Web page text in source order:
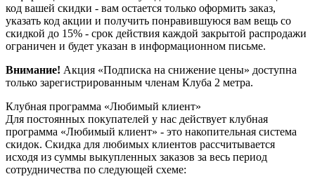
код вашей скидки - вам остается только оформить заказ,
указать код акции и получить понравившуюся вам вещь со
скидкой до 15% - срок действия каждой закрытой распродажи
ограничен и будет указан в информационном письме.
Внимание! Акция «Подписка на снижение цены» доступна
только зарегистрированным членам Клуба 2 метра.
Клубная программа «Любимый клиент»
Для постоянных покупателей у нас действует клубная
программа «Любимый клиент» - это накопительная система
скидок. Скидка для любимых клиентов рассчитывается
исходя из суммы выкупленных заказов за весь период
сотрудничества по следующей схеме: